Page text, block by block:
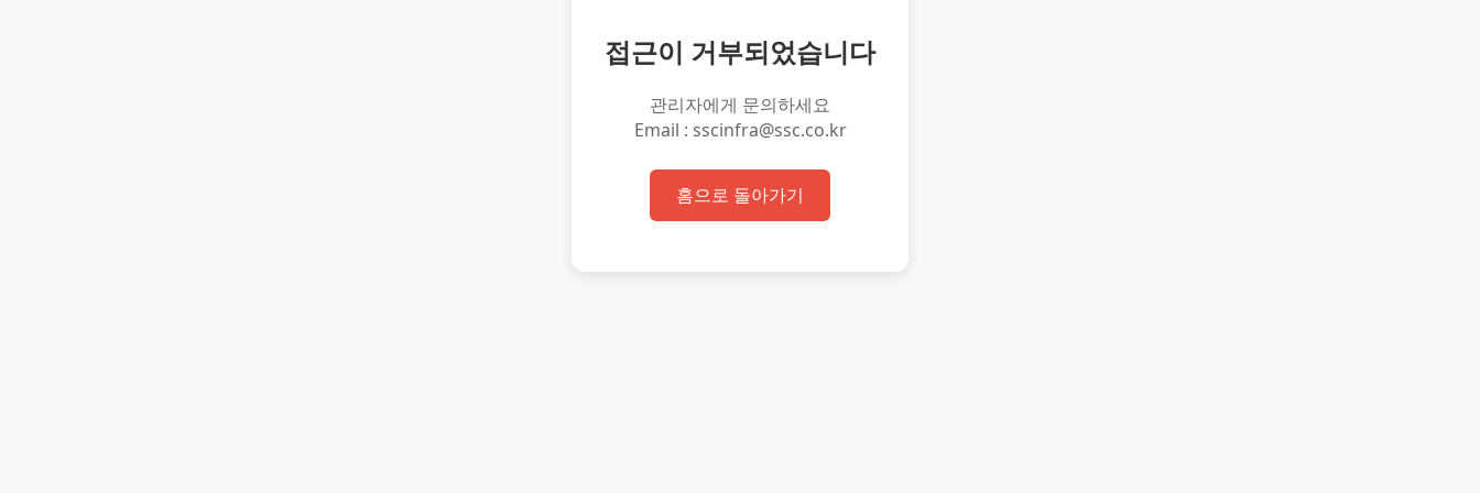
접근이 거부되었습니다
관리자에게 문의하세요
Email : sscinfra@ssc.co.kr
홈으로 돌아가기